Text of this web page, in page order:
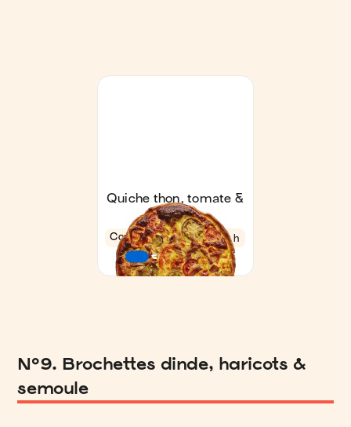
N°9. Brochettes dinde, haricots &
semoule